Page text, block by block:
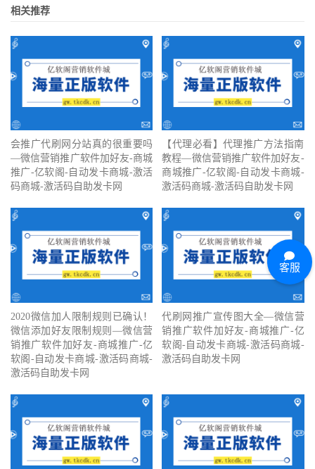
相关推荐
会推广代刷网分站真的很重要吗
—微信营销推广软件加好友-商城
推广-亿软阁-自动发卡商城-激活
码商城-激活码自助发卡网
【代理必看】‍代理推广方法指南
教程—微信营销推广软件加好友-
商城推广-亿软阁-自动发卡商城-
激活码商城-激活码自助发卡网
2020微信加人限制规则已确认！
微信添加好友限制规则—微信营
销推广软件加好友-商城推广-亿
软阁-自动发卡商城-激活码商城-
激活码自助发卡网
代刷网推广宣传图大全—微信营
销推广软件加好友-商城推广-亿
软阁-自动发卡商城-激活码商城-
激活码自助发卡网
客服